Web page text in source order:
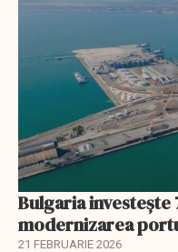
Bulgaria
modernizarea
21 FEBRUARIE 2026